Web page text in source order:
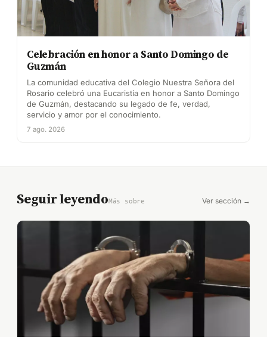
Celebración en honor a Santo Domingo de
Guzmán
La comunidad educativa del Colegio Nuestra Señora del
Rosario celebró una Eucaristía en honor a Santo Domingo
de Guzmán, destacando su legado de fe, verdad,
servicio y amor por el conocimiento.
7 ago. 2026
Seguir leyendoMás sobre Ver sección →